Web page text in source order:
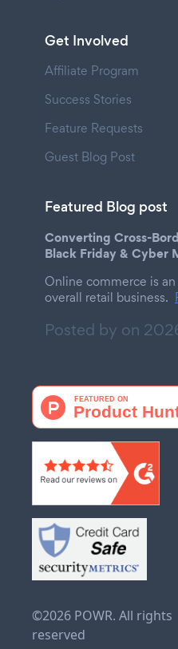
Get Involved
Affiliate Program
Success Stories
Feature Requests
Guest Blog Post
Featured Blog post
Converting Cross-
Black Friday & Cyber
Online commerce is
overall retail business.
Posted by on
©2026 POWR. All rights
reserved